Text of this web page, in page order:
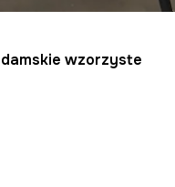
wzorzyste